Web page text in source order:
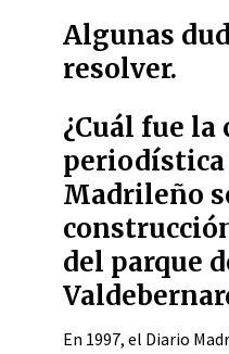
Algunas
resolver.
¿Cuál fue la
Madrileño
del parque
En 1997, el Diario